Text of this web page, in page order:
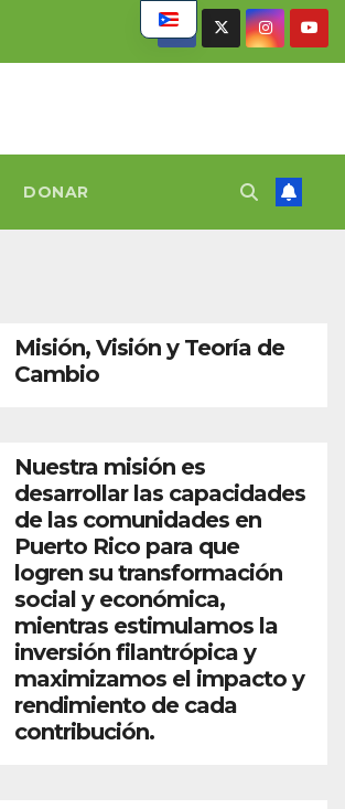
DONAR
Misión, Visión y Teoría de
Cambio
Nuestra misión es
desarrollar las capacidades
de las comunidades en
Puerto Rico para que
logren su transformación
social y económica,
mientras estimulamos la
inversión filantrópica y
maximizamos el impacto y
rendimiento de cada
contribución.